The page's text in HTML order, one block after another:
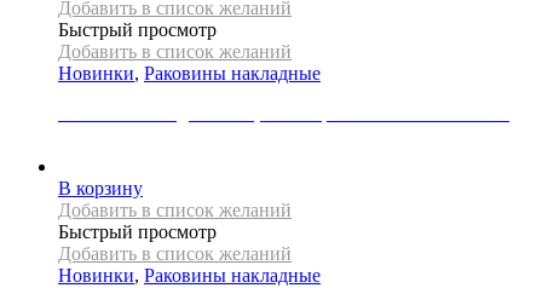
Добавить в список желаний
Быстрый просмотр
Добавить в список желаний
Новинки, Раковины накладные
В корзину
Добавить в список желаний
Быстрый просмотр
Добавить в список желаний
Новинки, Раковины накладные